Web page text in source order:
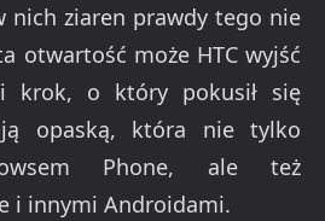
nich ziaren prawdy tego nie
otwartość może HTC wyjść
krok, o który pokusił się
opaską, która nie tylko
Phone, ale też
i innymi Androidami.